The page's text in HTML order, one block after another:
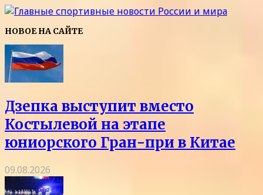
НОВОЕ НА САЙТЕ
Дзепка выступит вместо
Костылевой на этапе
юниорского Гран-при в Китае
09.08.2026